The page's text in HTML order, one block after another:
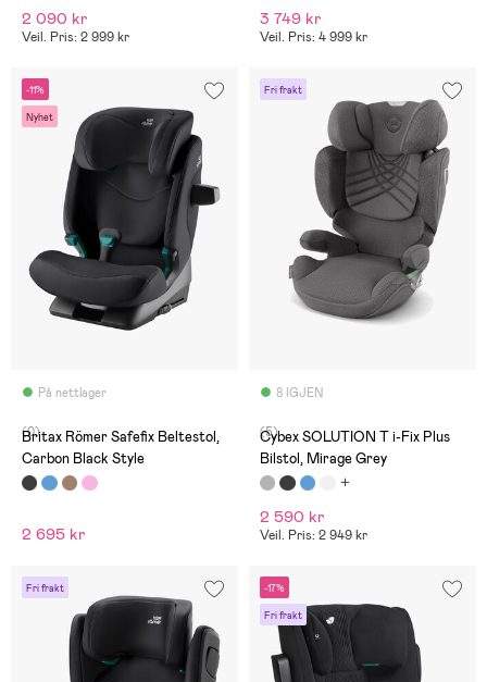
2 090 kr
Veil. Pris: 2 999 kr
3 749 kr
Veil. Pris: 4 999 kr
-11%
Nyhet
På nettlager
(0)
Britax Römer Safefix Beltestol,
Carbon Black Style
2 695 kr
Fri frakt
8 IGJEN
(5)
Cybex SOLUTION T i-Fix Plus
Bilstol, Mirage Grey
2 590 kr
Veil. Pris: 2 949 kr
Fri frakt -17%
Fri frakt